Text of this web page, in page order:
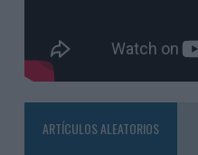
ARTÍCULOS ALEATORIOS